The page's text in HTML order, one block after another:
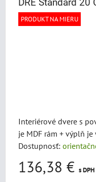
PRODUKT NA MIERU
Interiérové dvere s
je MDF rám + výplň
Dostupnosť:
136,38 € s DPH